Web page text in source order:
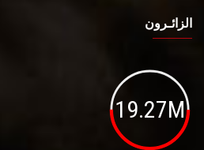
الزائـرون
19.27M